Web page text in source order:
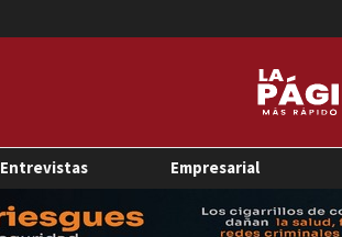
Entrevistas Empresarial